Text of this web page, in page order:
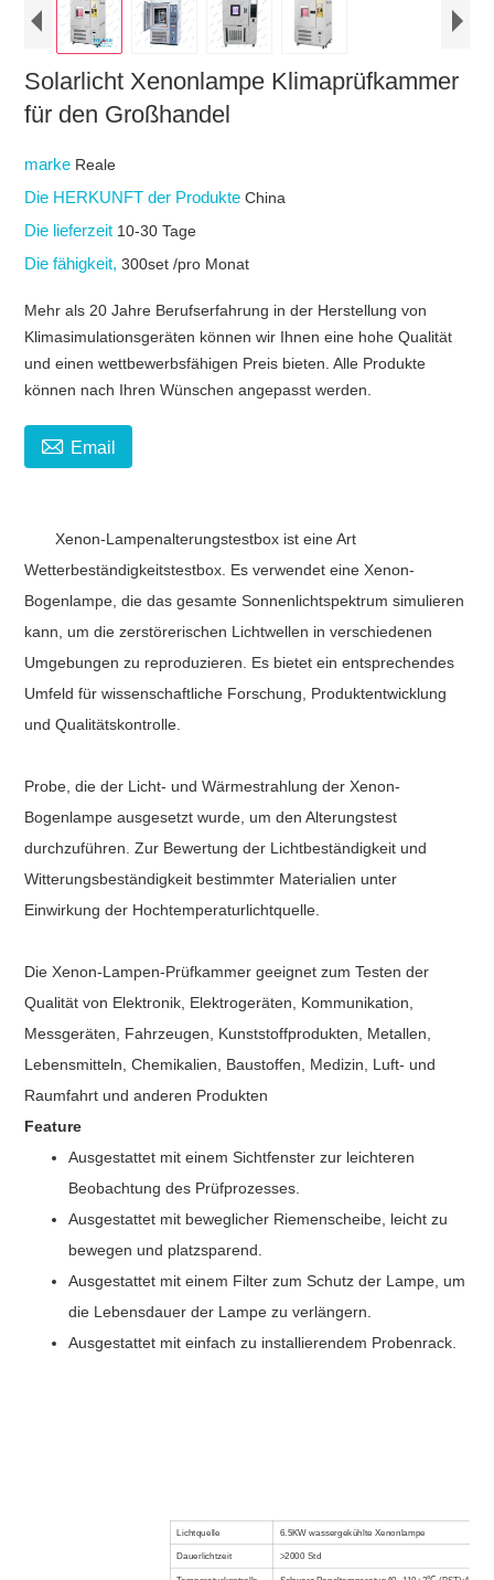
Solarlicht Xenonlampe Klimaprüfkammer
für den Großhandel
marke Reale
Die HERKUNFT der ProdukteChina
Die lieferzeit 10-30 Tage
Die fähigkeit,300set /pro Monat
Mehr als 20 Jahre Berufserfahrung in der Herstellung von
Klimasimulationsgeräten können wir Ihnen eine hohe Qualität
und einen wettbewerbsfähigen Preis bieten. Alle Produkte
können nach Ihren Wünschen angepasst werden.
 Email
Xenon-Lampenalterungstestbox ist eine Art
Wetterbeständigkeitstestbox. Es verwendet eine Xenon-
Bogenlampe, die das gesamte Sonnenlichtspektrum simulieren
kann, um die zerstörerischen Lichtwellen in verschiedenen
Umgebungen zu reproduzieren. Es bietet ein entsprechendes
Umfeld für wissenschaftliche Forschung, Produktentwicklung
und Qualitätskontrolle.
Probe, die der Licht- und Wärmestrahlung der Xenon-
Bogenlampe ausgesetzt wurde, um den Alterungstest
durchzuführen. Zur Bewertung der Lichtbeständigkeit und
Witterungsbeständigkeit bestimmter Materialien unter
Einwirkung der Hochtemperaturlichtquelle.
Die Xenon-Lampen-Prüfkammergeeignet zum Testen der
Qualität von Elektronik, Elektrogeräten, Kommunikation,
Messgeräten, Fahrzeugen, Kunststoffprodukten, Metallen,
Lebensmitteln, Chemikalien, Baustoffen, Medizin, Luft- und
Raumfahrt und anderen Produkten
Feature
Ausgestattet mit einem Sichtfenster zur leichteren
Beobachtung des Prüfprozesses.
Ausgestattet mit beweglicher Riemenscheibe, leicht zu
bewegen und platzsparend.
Ausgestattet mit einem Filter zum Schutz der Lampe, um
die Lebensdauer der Lampe zu verlängern.
Ausgestattet mit einfach zu installierendem Probenrack.
Lichtquelle 6.5KW wassergekühlte Xenonlampe
Dauerlichtzeit >2000 Std